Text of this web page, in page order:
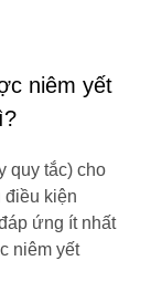
niêm yết
quy tắc) cho
điều kiện
ứng ít nhất
niêm yết